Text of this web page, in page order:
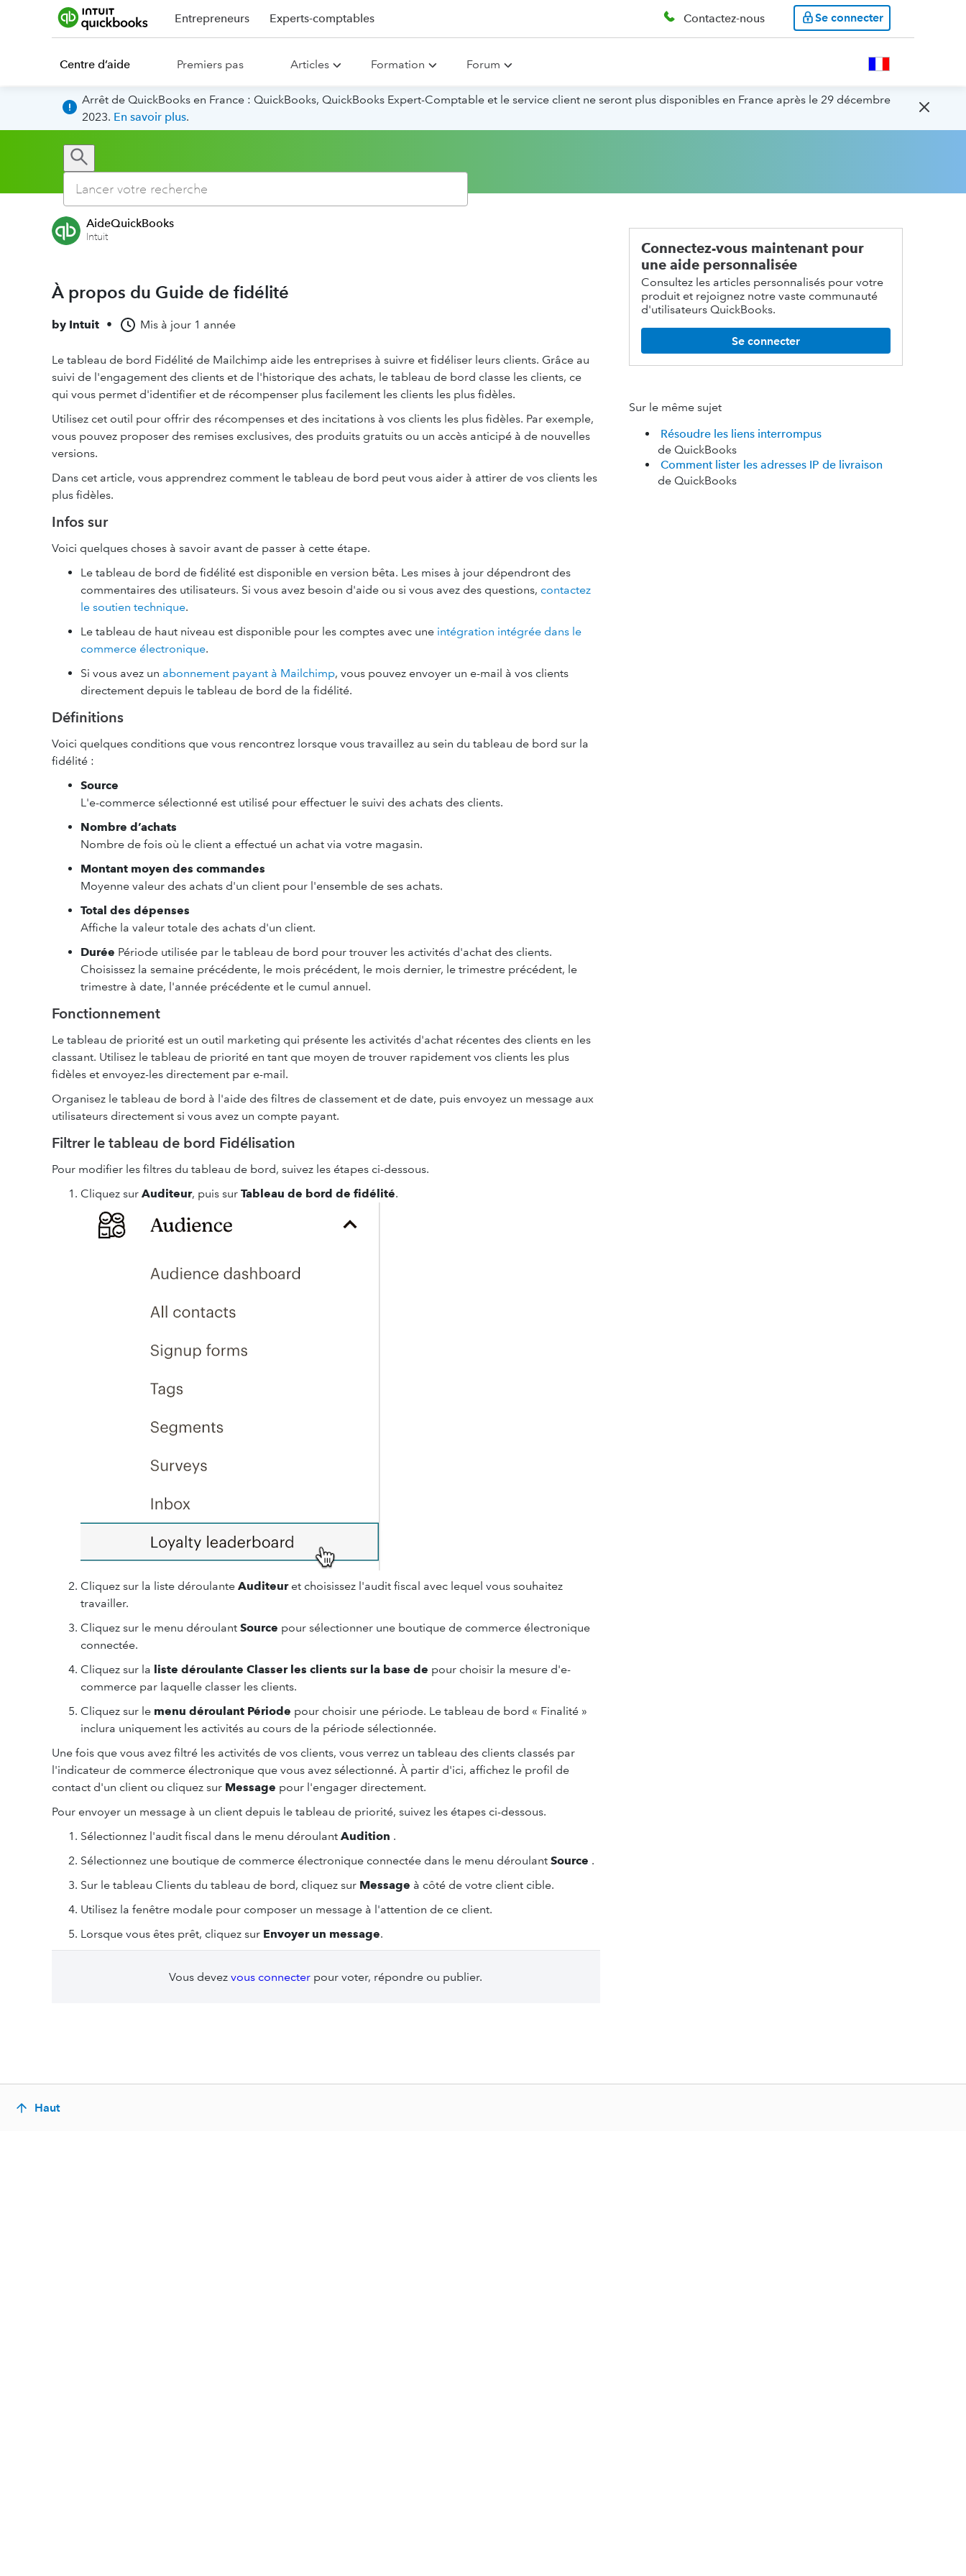
Entrepreneurs Experts-comptables Contactez-nous Se connecter
Centre d’aide Premiers pas Articles Formation Forum
Arrêt de QuickBooks en France : QuickBooks, QuickBooks Expert-Comptable et le service client ne seront plus disponibles en France après le 29 décembre
2023. En savoir plus.
AideQuickBooks
Intuit
À propos du Guide de fidélité
by Intuit • Mis à jour 1 année
Le tableau de bord Fidélité de Mailchimp aide les entreprises à suivre et fidéliser leurs clients. Grâce au
suivi de l'engagement des clients et de l'historique des achats, le tableau de bord classe les clients, ce
qui vous permet d'identifier et de récompenser plus facilement les clients les plus fidèles.
Utilisez cet outil pour offrir des récompenses et des incitations à vos clients les plus fidèles. Par exemple,
vous pouvez proposer des remises exclusives, des produits gratuits ou un accès anticipé à de nouvelles
versions.
Dans cet article, vous apprendrez comment le tableau de bord peut vous aider à attirer de vos clients les
plus fidèles.
Infos sur
Voici quelques choses à savoir avant de passer à cette étape.
Le tableau de bord de fidélité est disponible en version bêta. Les mises à jour dépendront des
commentaires des utilisateurs. Si vous avez besoin d'aide ou si vous avez des questions, contactez
le soutien technique.
Le tableau de haut niveau est disponible pour les comptes avec une intégration intégrée dans le
commerce électronique.
Si vous avez un abonnement payant à Mailchimp, vous pouvez envoyer un e-mail à vos clients
directement depuis le tableau de bord de la fidélité.
Définitions
Voici quelques conditions que vous rencontrez lorsque vous travaillez au sein du tableau de bord sur la
fidélité :
Source
L'e-commerce sélectionné est utilisé pour effectuer le suivi des achats des clients.
Nombre d’achats
Nombre de fois où le client a effectué un achat via votre magasin.
Montant moyen des commandes
Moyenne valeur des achats d'un client pour l'ensemble de ses achats.
Total des dépenses
Affiche la valeur totale des achats d'un client.
Durée Période utilisée par le tableau de bord pour trouver les activités d'achat des clients.
Choisissez la semaine précédente, le mois précédent, le mois dernier, le trimestre précédent, le
trimestre à date, l'année précédente et le cumul annuel.
Fonctionnement
Le tableau de priorité est un outil marketing qui présente les activités d'achat récentes des clients en les
classant. Utilisez le tableau de priorité en tant que moyen de trouver rapidement vos clients les plus
fidèles et envoyez-les directement par e-mail.
Organisez le tableau de bord à l'aide des filtres de classement et de date, puis envoyez un message aux
utilisateurs directement si vous avez un compte payant.
Filtrer le tableau de bord Fidélisation
Pour modifier les filtres du tableau de bord, suivez les étapes ci-dessous.
Cliquez sur Auditeur, puis sur Tableau de bord de fidélité.
Cliquez sur la liste déroulante Auditeuret choisissez l'audit fiscal avec lequel vous souhaitez
travailler.
Cliquez sur le menu déroulant Source pour sélectionner une boutique de commerce électronique
connectée.
Cliquez sur la liste déroulante Classer les clients sur la base de pour choisir la mesure d'e-
commerce par laquelle classer les clients.
Cliquez sur le menu déroulant Période pour choisir une période. Le tableau de bord « Finalité »
inclura uniquement les activités au cours de la période sélectionnée.
Une fois que vous avez filtré les activités de vos clients, vous verrez un tableau des clients classés par
l'indicateur de commerce électronique que vous avez sélectionné. À partir d'ici, affichez le profil de
contact d'un client ou cliquez sur Message pour l'engager directement.
Pour envoyer un message à un client depuis le tableau de priorité, suivez les étapes ci-dessous.
Sélectionnez l'audit fiscal dans le menu déroulant Audition .
Sélectionnez une boutique de commerce électronique connectée dans le menu déroulant Source .
Sur le tableau Clients du tableau de bord, cliquez sur Message à côté de votre client cible.
Utilisez la fenêtre modale pour composer un message à l'attention de ce client.
Lorsque vous êtes prêt, cliquez sur Envoyer un message.
Vous devezvous connecter pour voter, répondre ou publier.
Connectez-vous maintenant pour
une aide personnalisée
Consultez les articles personnalisés pour votre
produit et rejoignez notre vaste communauté
d'utilisateurs QuickBooks.
Se connecter
Sur le même sujet
Résoudre les liens interrompus
de QuickBooks
Comment lister les adresses IP de livraison
de QuickBooks
Haut